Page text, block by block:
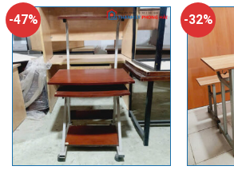
440,000₫.
-47% -32%